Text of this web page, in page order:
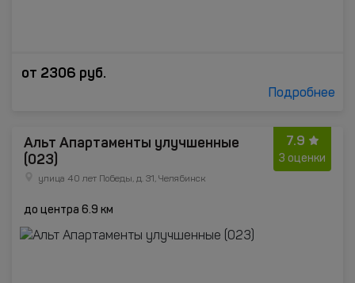
от 2306 руб.
Подробнее
7.9
3 оценки
Альт Апартаменты улучшенные
(023)
улица 40 лет Победы, д. 31, Челябинск
до центра 6.9 км